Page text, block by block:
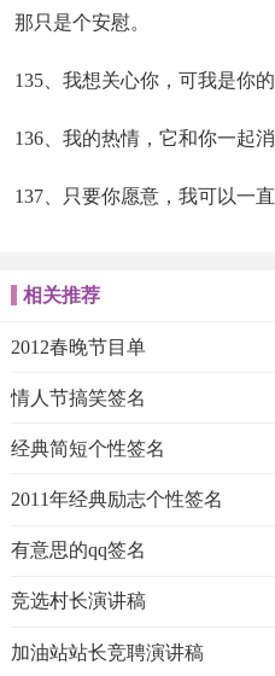
那只是个安慰。
135、我想关心你，可我是你的
136、我的热情，它和你一起
137、只要你愿意，我可以一直
相关推荐
2012春晚节目单
情人节搞笑签名
经典简短个性签名
2011年经典励志个性签名
有意思的qq签名
竞选村长演讲稿
加油站站长竞聘演讲稿